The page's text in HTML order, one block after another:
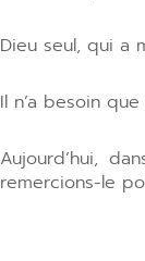
Dieu seul, qui a
Il n’a besoin
Aujourd’hui,
remercions-le